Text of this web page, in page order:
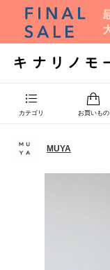
カテゴリ お買いもの
MUYA